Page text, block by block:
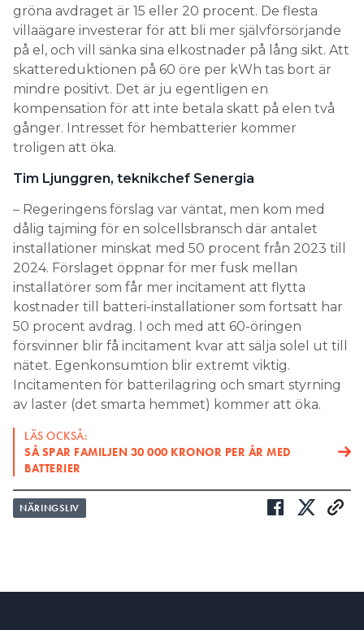
gröna avdraget är 15 eller 20 procent. De flesta
villaägare investerar för att bli mer självförsörjande
på el, och vill sänka sina elkostnader på lång sikt. Att
skattereduktionen på 60 öre per kWh tas bort är
mindre positivt. Det är ju egentligen en
kompensation för att inte betala skatt på elen två
gånger. Intresset för hembatterier kommer
troligen att öka.
Tim Ljunggren, teknikchef Senergia
– Regeringens förslag var väntat, men kom med
dålig tajming för en solcellsbransch där antalet
installationer minskat med 50 procent från 2023 till
2024. Förslaget öppnar för mer fusk mellan
installatörer som får mer incitament att flytta
kostnader till batteri-installationer som fortsatt har
50 procent avdrag. I och med att 60-öringen
försvinner blir få incitament kvar att sälja solel ut till
nätet. Egenkonsumtion blir extremt viktig.
Incitamenten för batterilagring och smart styrning
av laster (det smarta hemmet) kommer att öka.
LÄS OCKSÅ:
SÅ SPAR FAMILJEN 30 000 KRONOR PER ÅR MED
BATTERIER
NÄRINGSLIV